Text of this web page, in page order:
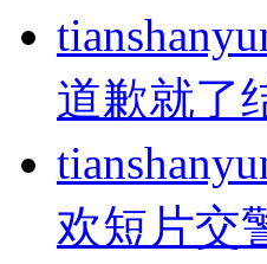
道歉就了
欢短片交